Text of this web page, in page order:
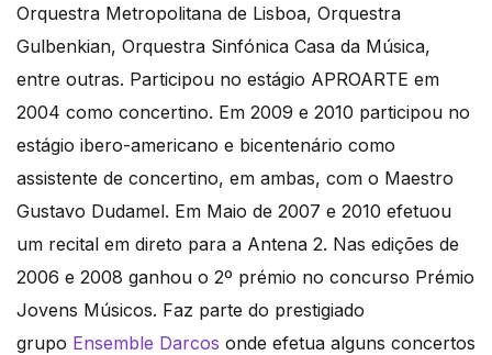
Orquestra Metropolitana de Lisboa, Orquestra
Gulbenkian, Orquestra Sinfónica Casa da Música,
entre outras. Participou no estágio APROARTE em
2004 como concertino. Em 2009 e 2010 participou no
estágio ibero-americano e bicentenário como
assistente de concertino, em ambas, com o Maestro
Gustavo Dudamel. Em Maio de 2007 e 2010 efetuou
um recital em direto para a Antena 2. Nas edições de
2006 e 2008 ganhou o 2º prémio no concurso Prémio
Jovens Músicos. Faz parte do prestigiado
grupo Ensemble Darcos onde efetua alguns concertos